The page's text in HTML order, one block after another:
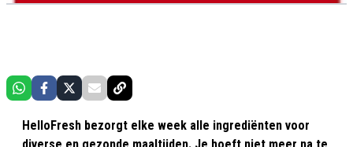
HelloFresh bezorgt elke week alle ingrediënten voor
diverse en gezonde maaltijden. Je hoeft niet meer na te